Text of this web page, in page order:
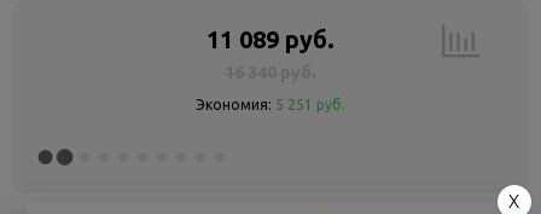
11 089 руб.
Экономия: 5 251 руб.
X